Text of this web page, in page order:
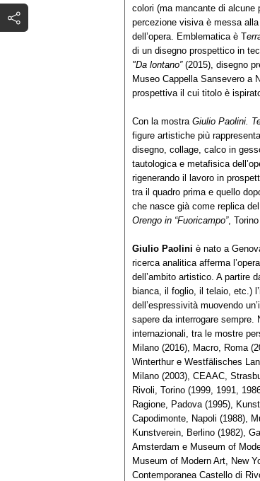
colori (ma mancante di alcune
percezione visiva è messa
dell’opera. Emblematica è T
di un disegno prospettico in
"Da lontano”(2015), disegno
Museo Cappella Sansevero a
prospettiva il cui titolo è
Con la mostra Giulio Paolini.
figure artistiche più
disegno, collage, calco in
tautologica e metafisica
rigenerando il lavoro in
tra il quadro prima e quello
che nasce già come replica
Orengo in “Fuoricampo”, Torino
Giulio Paolini è nato a
ricerca analitica afferma
dell’ambito artistico. A partire
bianca, il foglio, il telaio, etc.)
dell’espressività muovendo
sapere da interrogare
internazionali, tra le mostre
Milano (2016), Macro, Roma
Winterthur e Westfälisches
Milano (2003), CEAAC,
Rivoli, Torino (1999, 1991,
Ragione, Padova (1995),
Capodimonte, Napoli (1988),
Kunstverein, Berlino (1982),
Amsterdam e Museum of
Museum of Modern Art, New
Contemporanea Castello di